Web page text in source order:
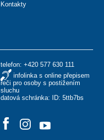
telefon: +420 577 630 111
infolinka s online přepisem
řeči pro osoby s postižením
sluchu
datová schránka: ID: 5ttb7bs
Kontakty